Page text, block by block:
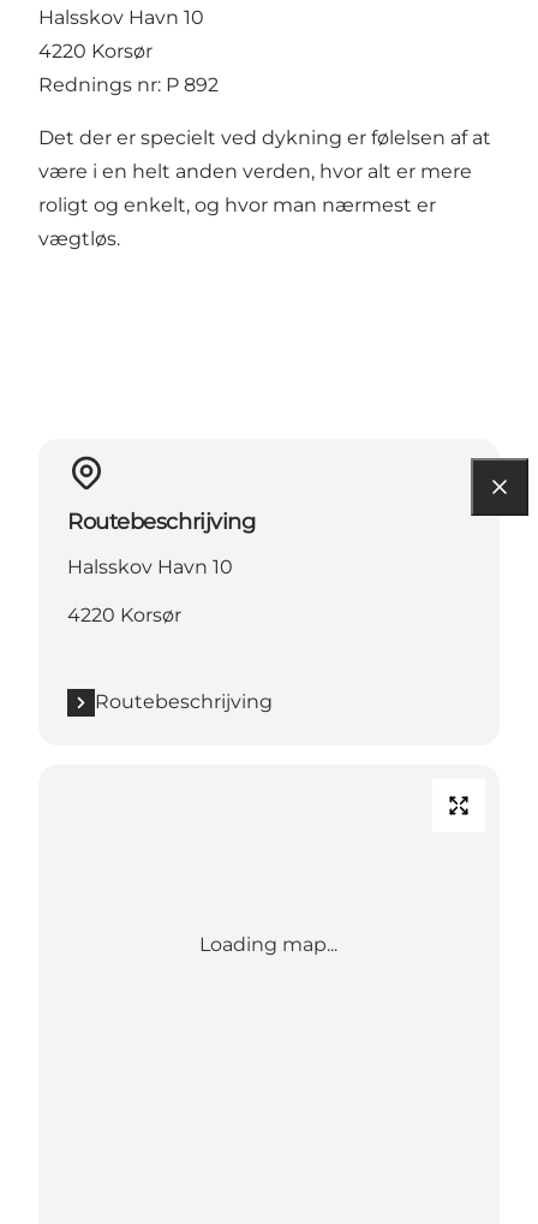
Halsskov Havn 10
4220 Korsør
Rednings nr: P 892
Det der er specielt ved dykning er følelsen af at
være i en helt anden verden, hvor alt er mere
roligt og enkelt, og hvor man nærmest er
vægtløs.
Routebeschrijving
Halsskov Havn 10
4220 Korsør
Routebeschrijving
Loading map...